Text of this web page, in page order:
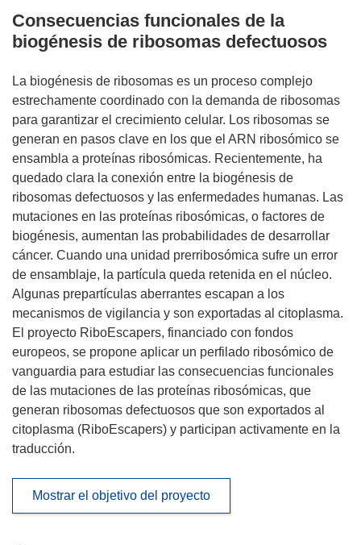
Consecuencias funcionales de la
biogénesis de ribosomas defectuosos
La biogénesis de ribosomas es un proceso complejo
estrechamente coordinado con la demanda de ribosomas
para garantizar el crecimiento celular. Los ribosomas se
generan en pasos clave en los que el ARN ribosómico se
ensambla a proteínas ribosómicas. Recientemente, ha
quedado clara la conexión entre la biogénesis de
ribosomas defectuosos y las enfermedades humanas. Las
mutaciones en las proteínas ribosómicas, o factores de
biogénesis, aumentan las probabilidades de desarrollar
cáncer. Cuando una unidad prerribosómica sufre un error
de ensamblaje, la partícula queda retenida en el núcleo.
Algunas prepartículas aberrantes escapan a los
mecanismos de vigilancia y son exportadas al citoplasma.
El proyecto RiboEscapers, financiado con fondos
europeos, se propone aplicar un perfilado ribosómico de
vanguardia para estudiar las consecuencias funcionales
de las mutaciones de las proteínas ribosómicas, que
generan ribosomas defectuosos que son exportados al
citoplasma (RiboEscapers) y participan activamente en la
traducción.
Mostrar el objetivo del proyecto